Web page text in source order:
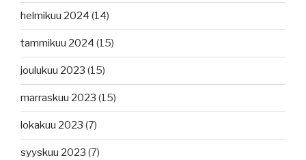
helmikuu 2024 (14)
tammikuu 2024 (15)
joulukuu 2023 (15)
marraskuu 2023 (15)
lokakuu 2023 (7)
syyskuu 2023 (7)